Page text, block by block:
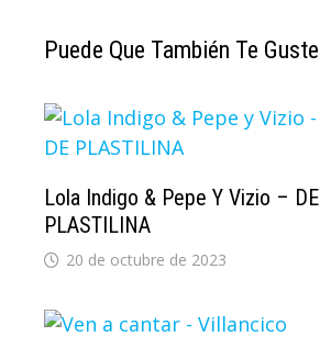
Puede Que También Te Guste
Lola Indigo & Pepe Y Vizio – DE
PLASTILINA
20 de octubre de 2023